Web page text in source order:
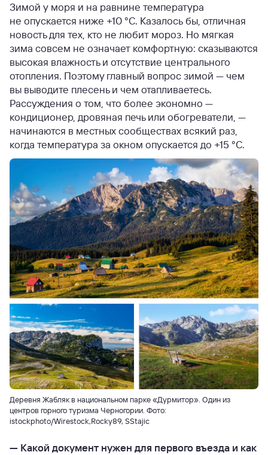
Зимой у моря и на равнине температура
не опускается ниже +10 °С. Казалось бы, отличная
новость для тех, кто не любит мороз. Но мягкая
зима совсем не означает комфортную: сказываются
высокая влажность и отсутствие центрального
отопления. Поэтому главный вопрос зимой — чем
вы выводите плесень и чем отапливаетесь.
Рассуждения о том, что более экономно —
кондиционер, дровяная печь или обогреватели, —
начинаются в местных сообществах всякий раз,
когда температура за окном опускается до +15 °С.
Деревня Жабляк в национальном парке «Дурмитор». Один из
центров горного туризма Черногории. Фото:
istockphoto/Wirestock,Rocky89, SStajic
— Какой документ нужен для первого въезда и как